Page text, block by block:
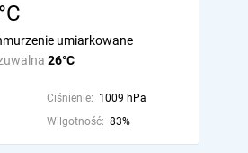
26°C
umiarkowane
Ciśnienie: 1009 hPa
Wilgotność: 83%